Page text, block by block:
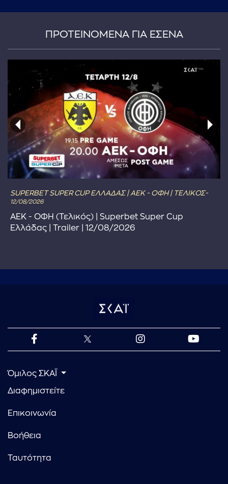
ΠΡΟΤΕΙΝΟΜΕΝΑ ΓΙΑ ΕΣΕΝΑ
SUPERBET SUPER CUP ΕΛΛΑΔΑΣ | ΑΕΚ - ΟΦΗ | ΤΕΛΙΚΟΣ-
12/08/2026
ΑΕΚ - ΟΦΗ (Τελικός) | Superbet Super Cup
Ελλάδας | Trailer | 12/08/2026
Όμιλος ΣΚΑΪ
Διαφημιστείτε
Επικοινωνία
Βοήθεια
Ταυτότητα